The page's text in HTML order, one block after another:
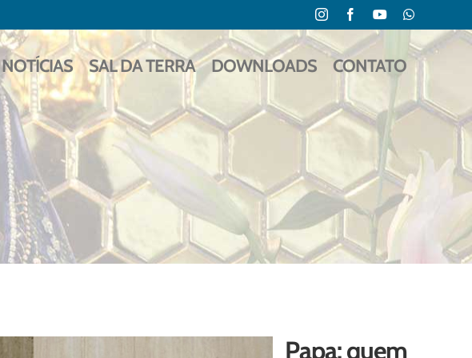
InstagramFacebookYouTubeWhatsApp
NOTÍCIAS SAL DA TERRA DOWNLOADS CONTATO
Papa: quem